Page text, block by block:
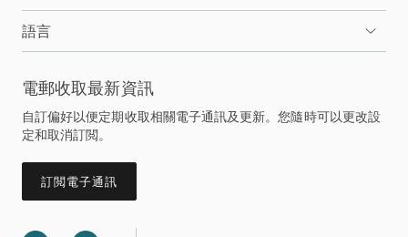
語言
電郵收取最新資訊
自訂偏好以便定期收取相關電子通訊及更新。您隨時可以更改設
定和取消訂閲。
訂閲電子通訊